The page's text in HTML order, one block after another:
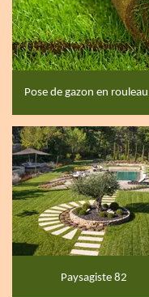
Pose de gazon en
Paysagiste 82